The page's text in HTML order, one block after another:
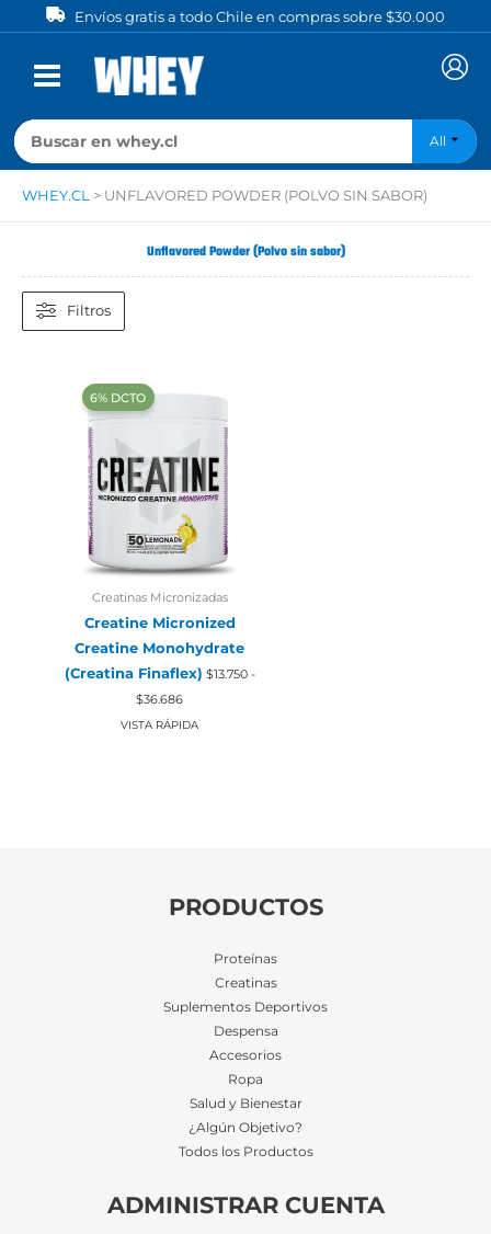
al
contenido
Envíos gratis a todo Chile en compras sobre $30.000
All
WHEY.CL > UNFLAVORED POWDER (POLVO SIN SABOR)
Unflavored Powder (Polvo sin sabor)
Filtros
‍6% DCTO‍‍
Creatinas Micronizadas
Creatine Micronized
Creatine Monohydrate
(Creatina Finaflex) $13.750 -
$36.686
precios:
VISTA RÁPIDA
PRODUCTOS
Proteínas
Creatinas
Suplementos Deportivos
Despensa
Accesorios
Ropa
Salud y Bienestar
¿Algún Objetivo?
Todos los Productos
ADMINISTRAR CUENTA